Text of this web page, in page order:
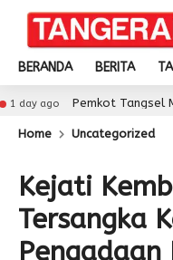
BERANDA BERITA
Tangsel Matangkan
Home Uncategorized
Kejati
Tersangka
Pengadaan